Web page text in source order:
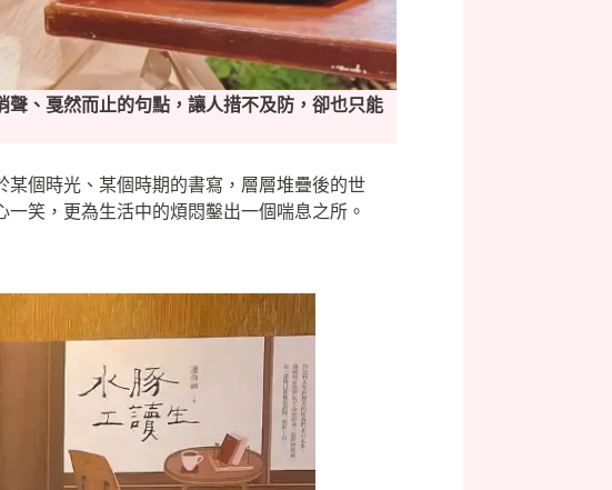
聲、戛然而止的句點，讓人措不及防，卻也只能
個時光、某個時期的書寫，層層堆疊後的世
笑，更為生活中的煩悶鑿出一個喘息之所。